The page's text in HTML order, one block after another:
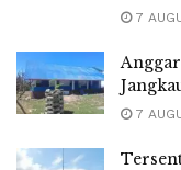
7
7